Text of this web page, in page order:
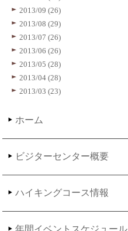
2013/09 (26)
2013/08 (29)
2013/07 (26)
2013/06 (26)
2013/05 (28)
2013/04 (28)
2013/03 (23)
ホーム
ビジターセンター概要
ハイキングコース情報
年間イベントスケジュール